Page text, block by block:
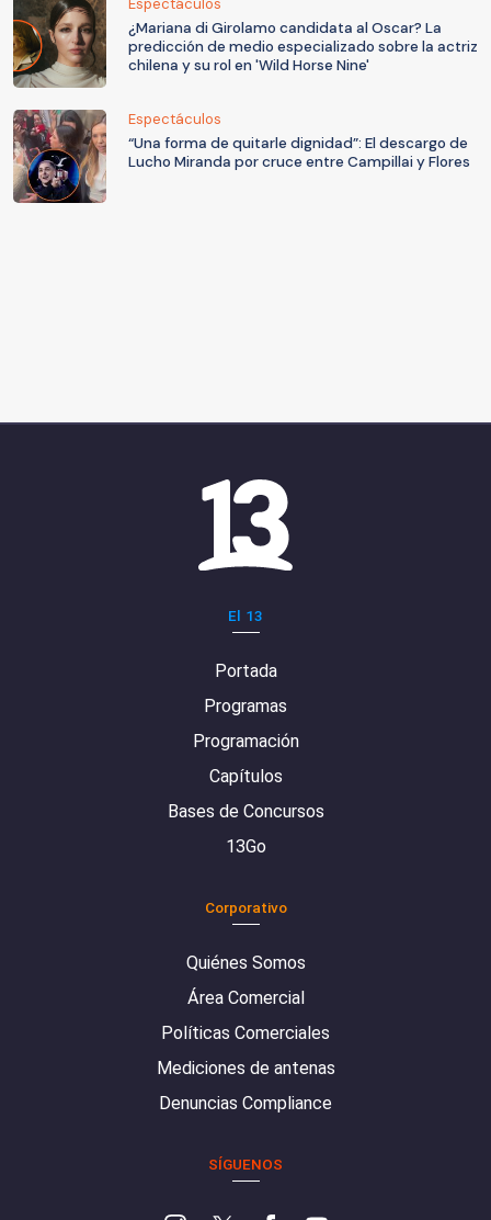
¿Mariana di Girolamo candidata al Oscar? La
predicción de medio especializado sobre la actriz
chilena y su rol en 'Wild Horse Nine'
Espectáculos
“Una forma de quitarle dignidad”: El descargo de
Lucho Miranda por cruce entre Campillai y Flores
El 13
Portada
Programas
Programación
Capítulos
Bases de Concursos
13Go
Corporativo
Quiénes Somos
Área Comercial
Políticas Comerciales
Mediciones de antenas
Denuncias Compliance
SÍGUENOS